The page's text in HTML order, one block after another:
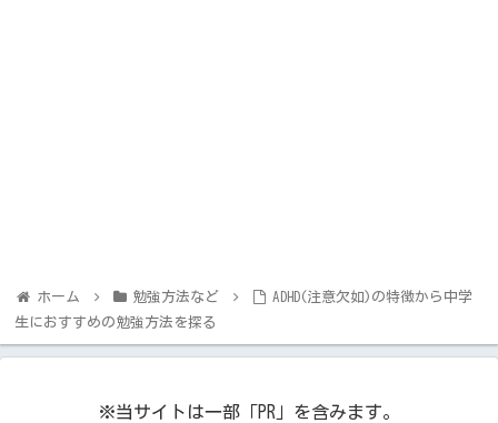
ホーム 勉強方法など
ADHD(注意欠如)の特徴から中学
生におすすめの勉強方法を探る
※当サイトは一部「PR」を含みます。